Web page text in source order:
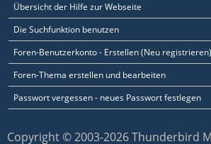
Übersicht der Hilfe zur Webseite
Die Suchfunktion benutzen
Foren-Benutzerkonto - Erstellen (Neu registrieren)
Foren-Thema erstellen und bearbeiten
Passwort vergessen - neues Passwort festlegen
Copyright © 2003-2026 Thunderbird